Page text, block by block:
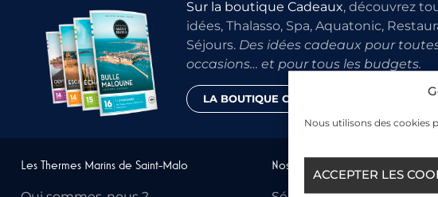
Nous utilisons des cookies
ACCEPTER LES
Sur la boutique Cadeaux, découvrez
idées, Thalasso, Spa, Aquatonic,
Séjours. Des idées cadeaux pour
occasions… et pour tous les budgets.
LA BOUTIQUE CADEAU
Les Thermes Marins de Saint-Malo Nos activités